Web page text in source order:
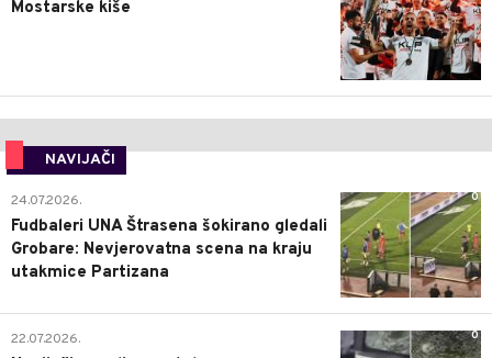
Mostarske kiše
NAVIJAČI
0
24.07.2026.
Fudbaleri UNA Štrasena šokirano gledali
Grobare: Nevjerovatna scena na kraju
utakmice Partizana
0
22.07.2026.